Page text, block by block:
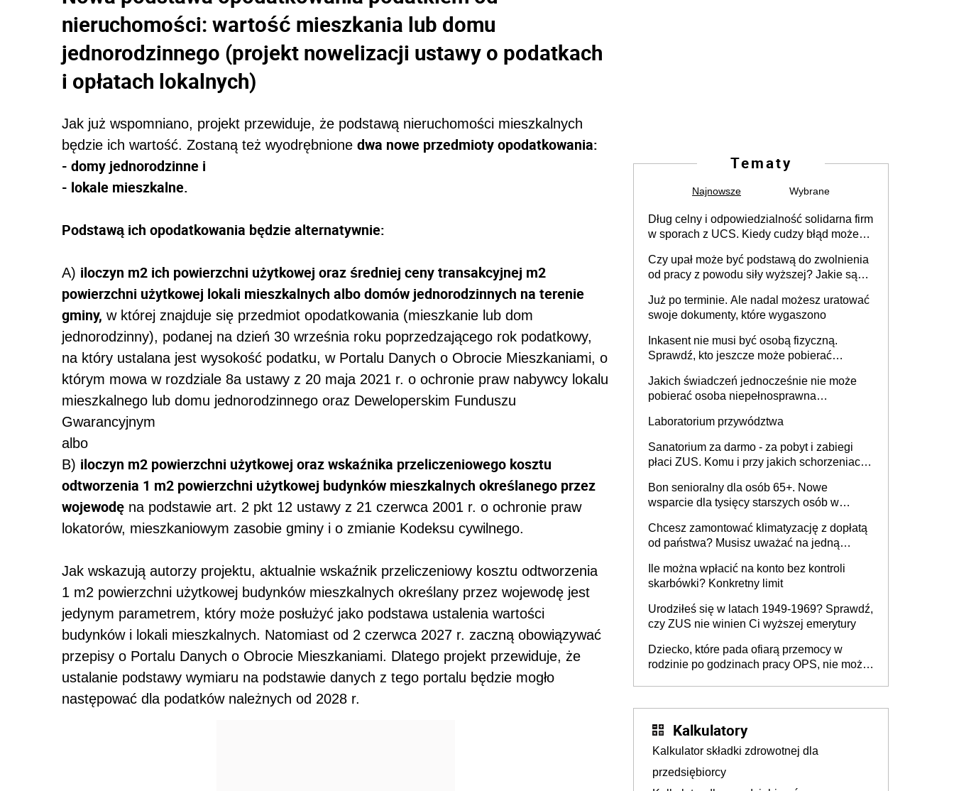
nieruchomości: wartość mieszkania lub domu
jednorodzinnego (projekt nowelizacji ustawy o podatkach
i opłatach lokalnych)
Jak już wspomniano, projekt przewiduje, że podstawą nieruchomości mieszkalnych
będzie ich wartość. Zostaną też wyodrębnione dwa nowe przedmioty opodatkowania:
- domy jednorodzinne i
- lokale mieszkalne.
Podstawą ich opodatkowania będzie alternatywnie:
A) iloczyn m2 ich powierzchni użytkowej oraz średniej ceny transakcyjnej m2
powierzchni użytkowej lokali mieszkalnych albo domów jednorodzinnych na terenie
gminy, w której znajduje się przedmiot opodatkowania (mieszkanie lub dom
jednorodzinny), podanej na dzień 30 września roku poprzedzającego rok podatkowy,
na który ustalana jest wysokość podatku, w Portalu Danych o Obrocie Mieszkaniami, o
którym mowa w rozdziale 8a ustawy z 20 maja 2021 r. o ochronie praw nabywcy lokalu
mieszkalnego lub domu jednorodzinnego oraz Deweloperskim Funduszu
Gwarancyjnym
albo
B) iloczyn m2 powierzchni użytkowej oraz wskaźnika przeliczeniowego kosztu
odtworzenia 1 m2 powierzchni użytkowej budynków mieszkalnych określanego przez
wojewodę na podstawie art. 2 pkt 12 ustawy z 21 czerwca 2001 r. o ochronie praw
lokatorów, mieszkaniowym zasobie gminy i o zmianie Kodeksu cywilnego.
Jak wskazują autorzy projektu, aktualnie wskaźnik przeliczeniowy kosztu odtworzenia
1 m2 powierzchni użytkowej budynków mieszkalnych określany przez wojewodę jest
jedynym parametrem, który może posłużyć jako podstawa ustalenia wartości
budynków i lokali mieszkalnych. Natomiast od 2 czerwca 2027 r. zaczną obowiązywać
przepisy o Portalu Danych o Obrocie Mieszkaniami. Dlatego projekt przewiduje, że
ustalanie podstawy wymiaru na podstawie danych z tego portalu będzie mogło
następować dla podatków należnych od 2028 r.
Tematy
Najnowsze Wybrane
Dług celny i odpowiedzialność solidarna firm
w sporach z UCS. Kiedy cudzy błąd może
Czy upał może być podstawą do zwolnienia
od pracy z powodu siły wyższej? Jakie są
Już po terminie. Ale nadal możesz uratować
swoje dokumenty, które wygaszono
Inkasent nie musi być osobą fizyczną.
Sprawdź, kto jeszcze może pobierać
Jakich świadczeń jednocześnie nie może
pobierać osoba niepełnosprawna
Laboratorium przywództwa
Sanatorium za darmo - za pobyt i zabiegi
płaci ZUS. Komu i przy jakich schorzeniach
zabiegów w 2026 r. Jak uzyskać
skierowanie?
Bon senioralny dla osób 65+. Nowe
wsparcie dla tysięcy starszych osób w
Chcesz zamontować klimatyzację z dopłatą
od państwa? Musisz uważać na jedną
Ile można wpłacić na konto bez kontroli
skarbówki? Konkretny limit
Urodziłeś się w latach 1949-1969? Sprawdź,
czy ZUS nie winien Ci wyższej emerytury
Dziecko, które pada ofiarą przemocy w
rodzinie po godzinach pracy OPS, nie może
Kalkulatory
Kalkulator składki zdrowotnej dla
przedsiębiorcy